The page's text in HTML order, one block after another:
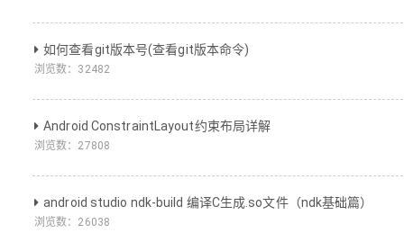
如何查看git版本号(查看git版本命令)
浏览数： 32482
Android ConstraintLayout约束布局详解
浏览数： 27808
android studio ndk-build 编译C生成.so文件（ndk基础篇）
浏览数： 26038